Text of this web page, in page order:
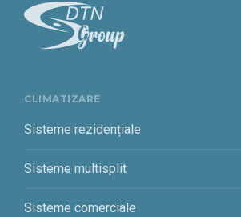
CLIMATIZARE
Sisteme rezidențiale
Sisteme multisplit
Sisteme comerciale